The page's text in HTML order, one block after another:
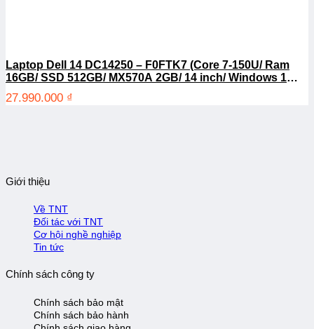
Laptop Dell 14 DC14250 – F0FTK7 (Core 7-150U/ Ram
16GB/ SSD 512GB/ MX570A 2GB/ 14 inch/ Windows 11
Home/ Office/ 1Y/ Bạc)
27.990.000 ₫
Giới thiệu
Về TNT
Đối tác với TNT
Cơ hội nghề nghiệp
Tin tức
Chính sách công ty
Chính sách bảo mật
Chính sách bảo hành